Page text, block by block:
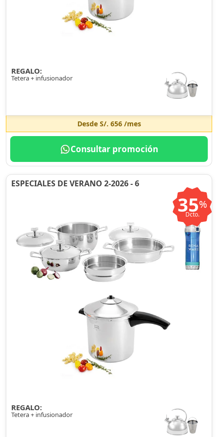
REGALO:
Tetera + infusionador
Desde S/. 656/mes
Consultar promoción
ESPECIALES DE VERANO 2-2026 - 6
35%
Dcto.
REGALO:
Tetera + infusionador